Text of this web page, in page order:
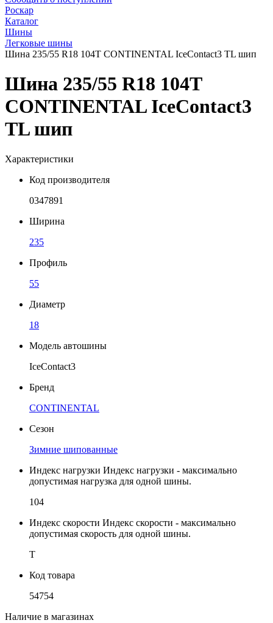
Роскар
Каталог
Шины
Легковые шины
Шина 235/55 R18 104T CONTINENTAL IceContact3 TL шип
Шина 235/55 R18 104T
CONTINENTAL IceContact3
TL шип
Характеристики
Код производителя
0347891
Ширина
235
Профиль
55
Диаметр
18
Модель автошины
IceContact3
Бренд
CONTINENTAL
Сезон
Зимние шипованные
Индекс нагрузки Индекс нагрузки - максимально
допустимая нагрузка для одной шины.
104
Индекс скорости Индекс скорости - максимально
допустимая скорость для одной шины.
T
Код товара
54754
Наличие в магазинах